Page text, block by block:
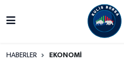
HABERLER EKONOMİ